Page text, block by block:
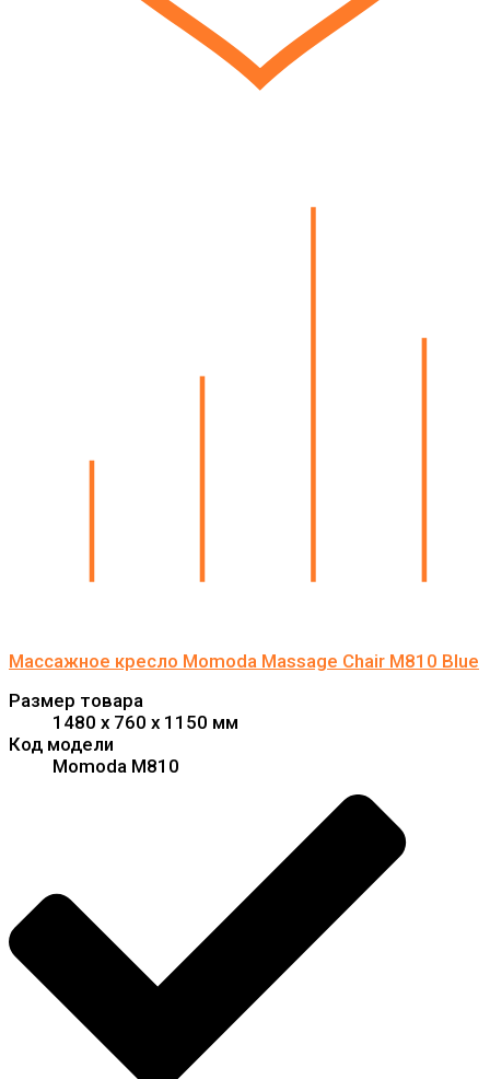
Массажное кресло Momoda Massage Chair M810 Blue
Размер товара
1480 x 760 x 1150 мм
Код модели
Momoda M810